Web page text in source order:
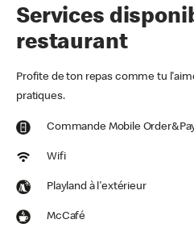
Services
restaurant
Profite de ton repas comme tu
pratiques.
Commande Mobile
Wifi
Playland à l'extérieur
McCafé